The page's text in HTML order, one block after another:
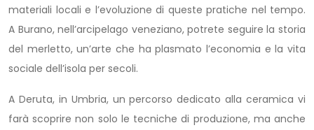
materiali locali e l’evoluzione di queste pratiche nel tempo.
A Burano, nell’arcipelago veneziano, potrete seguire la storia
del merletto, un’arte che ha plasmato l’economia e la vita
sociale dell’isola per secoli.
A Deruta, in Umbria, un percorso dedicato alla ceramica vi
farà scoprire non solo le tecniche di produzione, ma anche